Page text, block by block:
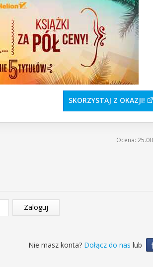
SKORZYSTAJ Z OKAZJI
Ocena:
Zaloguj
Nie masz konta? Dołącz do nas lub